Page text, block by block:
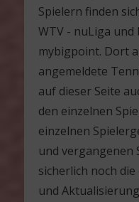
Spielern finden
WTV - nuLiga
mybigpoint. Dort
angemeldete
auf dieser Seite
den einzelnen
einzelnen
und vergangenen
sicherlich noch
und